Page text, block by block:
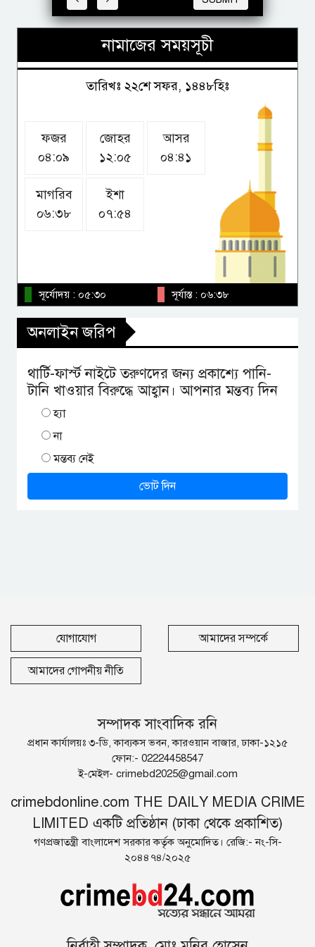
ছুটির দিনে এলএনজি কেনার
অনুমোদন
শেখ হাসিনার সঙ্গে দেশে ফিরতে চান
প্রতিটি ইউনিয়নে একটি করে খেলার
নামাজের সময়সূচী
তারিখঃ ২২শে সফর, ১৪৪৮হিঃ
ফজর
০৪:০৯
জোহর
১২:০৫
আসর
০৪:৪১
মাগরিব
০৬:৩৮
ইশা
০৭:৫৪
সূর্যোদয় : ০৫:৩০ সূর্যাস্ত : ০৬:৩৮
অনলাইন জরিপ
থার্টি-ফার্স্ট নাইটে তরুণদের জন্য প্রকাশ্যে পানি-
টানি খাওয়ার বিরুদ্ধে আহ্বান। আপনার মন্তব্য দিন
হ্যা
না
মন্তব্য নেই
ভোট দিন
যোগাযোগ আমাদের সম্পর্কে
আমাদের গোপনীয় নীতি
সম্পাদক সাংবাদিক রনি
প্রধান কার্যালয়ঃ ৩-ডি, কাব্যকস ভবন, কারওয়ান বাজার, ঢাকা-১২১৫
ফোন:- 02224458547
ই-মেইল- crimebd2025@gmail.com
crimebdonline.com THE DAILY MEDIA CRIME
LIMITED একটি প্রতিষ্ঠান (ঢাকা থেকে প্রকাশিত)
গণপ্রজাতন্ত্রী বাংলাদেশ সরকার কর্তৃক অনুমোদিত। রেজি:- নং-সি-
২০৪৪৭৪/২০২৫